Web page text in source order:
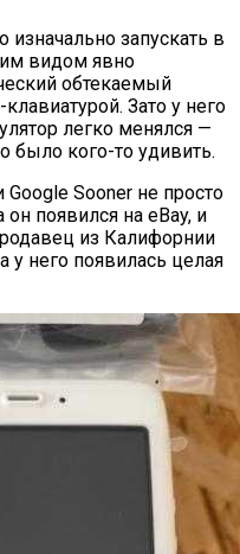
изначально запускать в
видом явно
обтекаемый
Зато у него
легко менялся —
было кого-то удивить.
Sooner не просто
он появился на eBay, и
из Калифорнии
у него появилась целая